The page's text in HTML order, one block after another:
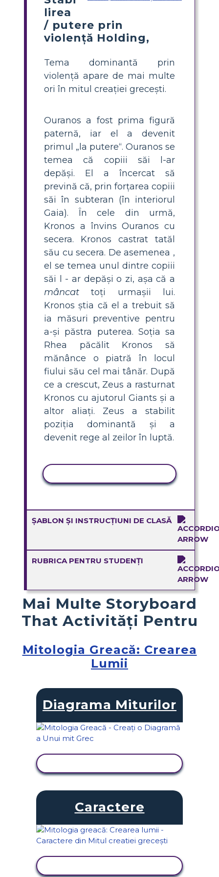
lirea
/ putere prin
violență Holding,
Tema dominantă prin
violență apare de mai multe
ori în mitul creației grecești.
Ouranos a fost prima figură
paternă, iar el a devenit
primul „la putere“. Ouranos se
temea că copiii săi l-ar
depăși. El a încercat să
prevină că, prin forțarea copiii
săi în subteran (în interiorul
Gaia). În cele din urmă,
Kronos a învins Ouranos cu
secera. Kronos castrat tatăl
său cu secera. De asemenea ,
el se temea unul dintre copiii
săi l - ar depăși o zi, așa că a
mâncat toți urmașii lui.
Kronos știa că el a trebuit să
ia măsuri preventive pentru
a-și păstra puterea. Soția sa
Rhea păcălit Kronos să
mănânce o piatră în locul
fiului său cel mai tânăr. După
ce a crescut, Zeus a rasturnat
Kronos cu ajutorul Giants și a
altor aliați. Zeus a stabilit
poziția dominantă și a
devenit rege al zeilor în luptă.
ȘABLON ȘI INSTRUCȚIUNI DE CLASĂ
RUBRICA PENTRU STUDENȚI
Mai Multe Storyboard
That Activități Pentru
Mitologia Greacă: Crearea
Lumii
Diagrama Miturilor
Caractere